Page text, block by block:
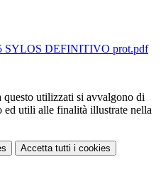
SYLOS DEFINITIVO prot.pdf
utilizzati si avvalgono di
ed utili alle finalità illustrate nella
Accetta tutti i cookies